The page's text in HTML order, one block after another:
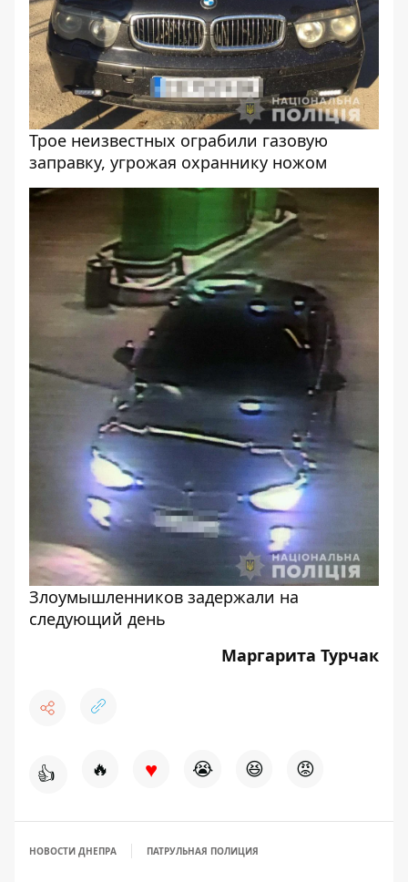
Трое неизвестных ограбили газовую
заправку, угрожая охраннику ножом
Злоумышленников задержали на
следующий день
Маргарита Турчак
👍 🔥 ♥ 😭 😆 😡
НОВОСТИ ДНЕПРА ПАТРУЛЬНАЯ ПОЛИЦИЯ